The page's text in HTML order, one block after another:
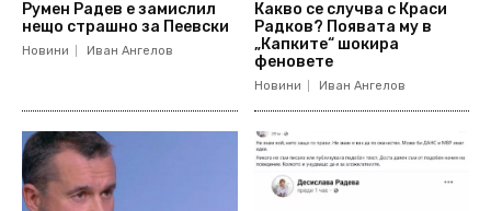
Румен Радев е замислил
нещо страшно за Пеевски
Новини Иван Ангелов
Какво се случва с Краси
Радков? Появата му в
„Капките“ шокира
феновете
Новини Иван Ангелов